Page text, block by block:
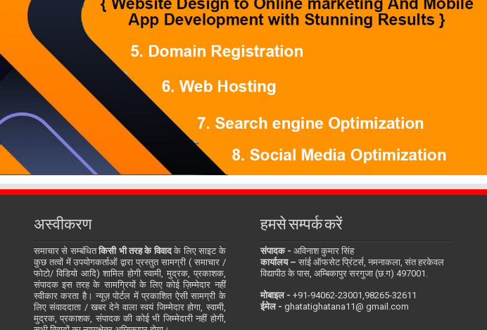
अस्वीकरण
समाचार से सम्बंधितकिसी भी तरह के विवादके लिए साइट के
कुछ तत्वों में उपयोगकर्ताओं द्वारा प्रस्तुत सामग्री ( समाचार /
फोटो/ विडियो आदि) शामिल होगी स्वामी, मुद्रक, प्रकाशक,
संपादक इस तरह के सामग्रियों के लिए कोई ज़िम्मेदार नहीं
स्वीकार करता है। न्यूज़ पोर्टल में प्रकाशित ऐसी सामग्री के
लिए संवाददाता / खबर देने वाला स्वयं जिम्मेदार होगा, स्वामी,
मुद्रक, प्रकाशक, संपादक की कोई भी जिम्मेदारी नहीं होगी,
हमसे सम्पर्क करें
संपादक -अविनाश कुमार सिंह
कार्यालय –सांई ऑफसेट प्रिंटर्स, नमनाकला, संत हरकेवल
विद्यापीठ के पास, अम्बिकापुर सरगुजा (छ.ग) 497001.
मोबाइल - ‪+91-94062-23001‬,98265-32611
ईमेल -ghatatighatana11@ gmail.com